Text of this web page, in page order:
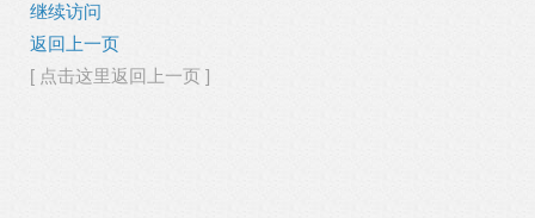
继续访问
返回上一页
[ 点击这里返回上一页 ]